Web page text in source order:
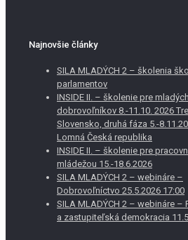
Najnovšie články
SILA MLADÝCH 2 – školenia
parlamentov
INSIDE II. – školenie pre
dobrovoľníkov 8.-11.10. 2026
Slovensko, druhá fáza 5.-
Lomná Česká republika
INSIDE II. – školenie pre
mládežou 15.-18.6.2026
SILA MLADÝCH 2 – webináre –
Dobrovoľníctvo 25.5.2026 17:00
SILA MLADÝCH 2 – webináre –
a zastupiteľská demokracia